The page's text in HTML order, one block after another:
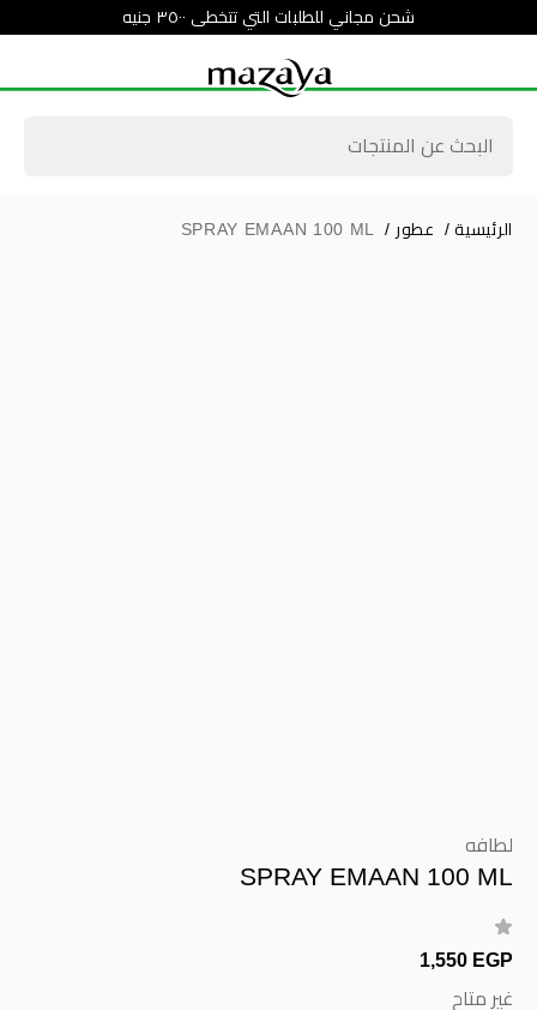
شحن مجاني للطلبات التي تتخطى ٣٥٠٠ جنيه
الرئيسية / عطور /
SPRAY EMAAN 100 ML
لطافه
SPRAY EMAAN 100 ML
1,550 EGP
غير متاح